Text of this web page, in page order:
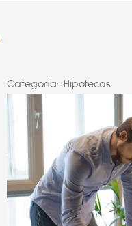
Categoría: Hipotecas